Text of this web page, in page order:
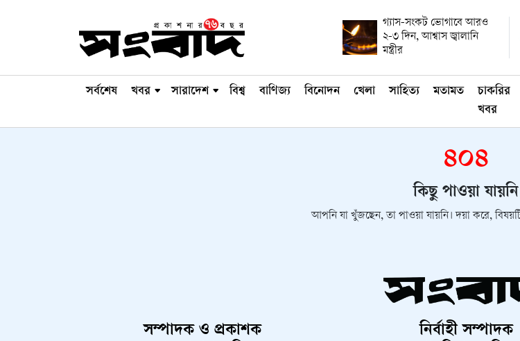
গ্যাস-সংকট ভোগাবে আরও
২-৩ দিন, আশ্বাস জ্বালানি
মন্ত্রীর
সর্বশেষ খবর সারাদেশ বিশ্ব বাণিজ্য বিনোদন খেলা সাহিত্য মতামত
চাকরির
খবর
৪০৪
কিছু পাওয়া যায়নি
আপনি যা খুঁজছেন, তা পাওয়া যায়নি। দয়া করে, বিষয়টি
সম্পাদক ও প্রকাশক
নির্বাহী সম্পাদক